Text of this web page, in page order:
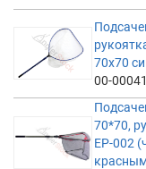
70x70
00-
70*70,
EP-002